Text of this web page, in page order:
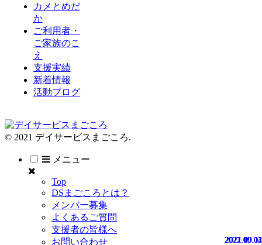
2022.09.01
2022.09.01
2021.10.02
2021.09.11
2021.09.04
カメとめだ
か
ご利用者・
ご家族のこ
え
支援実績
新着情報
活動ブログ
© 2021 デイサービスまごころ.
メニュー
Top
DSまごころとは？
メンバー募集
よくあるご質問
支援者の皆様へ
お問い合わせ